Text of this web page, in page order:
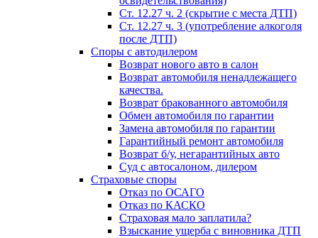
Ст. 12.27 ч. 2 (скрытие с места ДТП)
Ст. 12.27 ч. 3 (употребление алкоголя
после ДТП)
Споры с автодилером
Возврат нового авто в салон
Возврат автомобиля ненадлежащего
качества.
Возврат бракованного автомобиля
Обмен автомобиля по гарантии
Замена автомобиля по гарантии
Гарантийный ремонт автомобиля
Возврат б/у, негарантийных авто
Суд с автосалоном, дилером
Страховые споры
Отказ по ОСАГО
Отказ по КАСКО
Страховая мало заплатила?
Взыскание ущерба с виновника ДТП